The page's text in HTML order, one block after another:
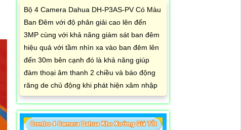
Bộ 4 Camera Dahua DH-P3AS-PV Có Màu
Ban Đêm với độ phân giải cao lên đến
3MP cùng với khả năng giám sát ban đêm
hiệu quả với tầm nhìn xa vào ban đêm lên
đến 30m bên cạnh đó là khả năng giúp
đàm thoại âm thanh 2 chiều và báo động
răng de chủ động khi phát hiện xâm nhập